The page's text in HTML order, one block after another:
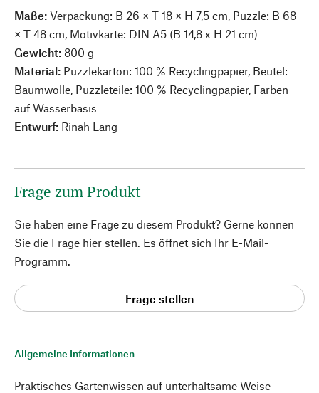
Allgemeine Informationen
Praktisches Gartenwissen auf unterhaltsame Weise
Maße: Verpackung: B 26 × T 18 × H 7,5 cm, Puzzle: B 68
× T 48 cm, Motivkarte: DIN A5 (B 14,8 x H 21 cm)
Gewicht: 800 g
Material: Puzzlekarton: 100 % Recyclingpapier, Beutel:
Baumwolle, Puzzleteile: 100 % Recyclingpapier, Farben
auf Wasserbasis
Entwurf: Rinah Lang
Frage zum Produkt
Sie haben eine Frage zu diesem Produkt? Gerne können
Sie die Frage hier stellen. Es öffnet sich Ihr E-Mail-
Programm.
Frage stellen